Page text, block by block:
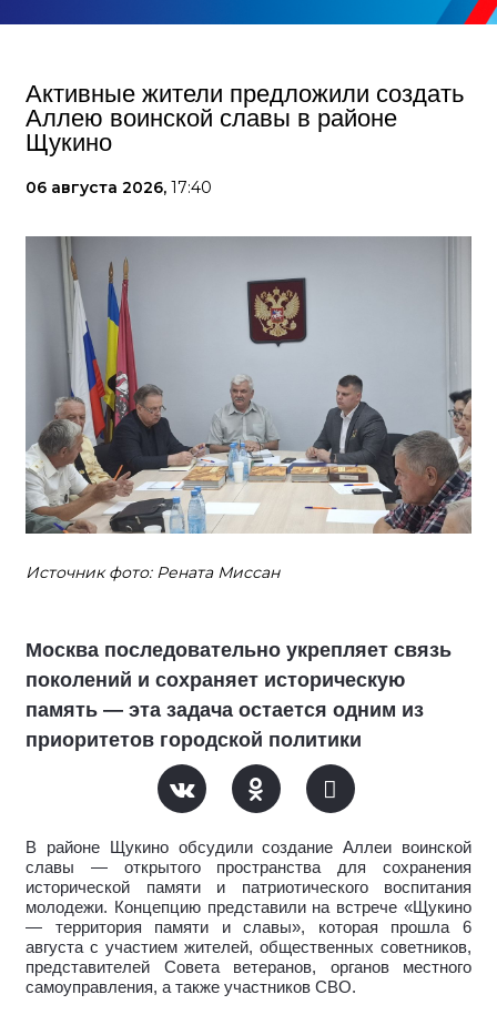
Активные жители предложили создать
Аллею воинской славы в районе
Щукино
06 августа 2026, 17:40
Источник фото: Рената Миссан
Москва последовательно укрепляет связь
поколений и сохраняет историческую
память — эта задача остается одним из
приоритетов городской политики
В районе Щукино обсудили создание Аллеи воинской
славы — открытого пространства для сохранения
исторической памяти и патриотического воспитания
молодежи. Концепцию представили на встрече «Щукино
— территория памяти и славы», которая прошла 6
августа с участием жителей, общественных советников,
представителей Совета ветеранов, органов местного
самоуправления, а также участников СВО.